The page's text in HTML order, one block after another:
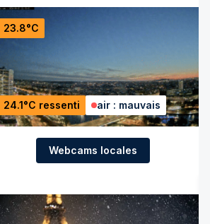
23.8°C
24.1°C ressenti air : mauvais
Webcams locales